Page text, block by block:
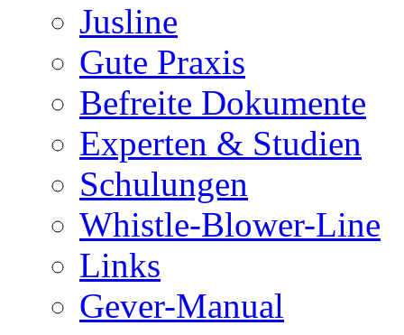
Jusline
Gute Praxis
Befreite Dokumente
Experten & Studien
Schulungen
Whistle-Blower-Line
Links
Gever-Manual